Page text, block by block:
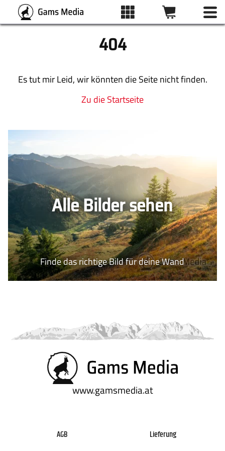
KATEGORIEN
WUNSCHLISTE
ÜBER UNS
WARENKORB
AGB
Impressum
Gütesiegel
404
Es tut mir Leid, wir könnten die Seite nicht finden.
Zu die Startseite
Alle Bilder sehen
Finde das richtige Bild für deine Wand
www.gamsmedia.at
AGB Lieferung